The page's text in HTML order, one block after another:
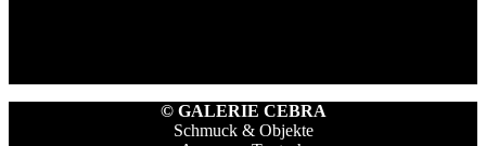
© GALERIE CEBRA
Schmuck & Objekte